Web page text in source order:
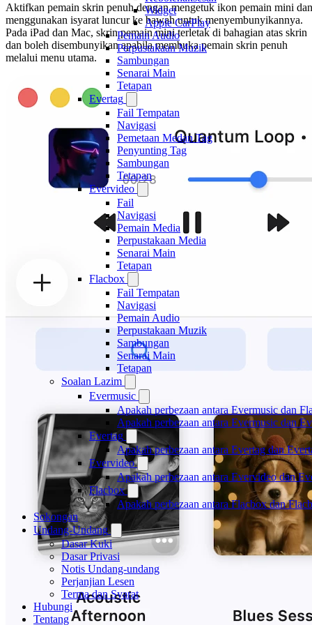
Widget
Apple CarPlay
Pemain Audio
Perpustakaan Muzik
Sambungan
Senarai Main
Tetapan
Evertag
Fail Tempatan
Navigasi
Pemetaan Medan Tag
Penyunting Tag
Sambungan
Tetapan
Evervideo
Fail
Navigasi
Pemain Media
Perpustakaan Media
Senarai Main
Tetapan
Flacbox
Fail Tempatan
Navigasi
Pemain Audio
Perpustakaan Muzik
Sambungan
Senarai Main
Tetapan
Soalan Lazim
Evermusic
Apakah perbezaan antara Evermusic dan
Apakah perbezaan antara Evermusic dan
Evertag
Apakah perbezaan antara Evertag dan
Evervideo
Apakah perbezaan antara Evervideo dan
Flacbox
Apakah perbezaan antara Flacbox dan
Sokongan
Undang-Undang
Dasar Kuki
Dasar Privasi
Notis Undang-undang
Perjanjian Lesen
Terma dan Syarat
Hubungi
Tentang
Aktifkan pemain skrin penuh dengan mengetuk ikon pemain mini dan
menggunakan isyarat luncur ke bawah untuk menyembunyikannya.
Pada iPad dan Mac, skrin pemain mini terletak di bahagian atas skrin
dan boleh disembunyikan apabila membuka pemain skrin penuh
melalui menu utama.